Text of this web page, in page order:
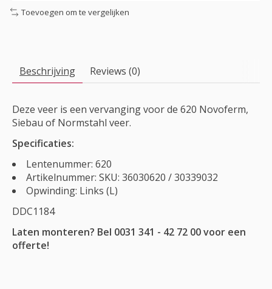
Toevoegen om te vergelijken
Beschrijving Reviews (0)
Deze veer is een vervanging voor de 620 Novoferm,
Siebau of Normstahl veer.
Specificaties:
Lentenummer: 620
Artikelnummer: SKU: 36030620 / 30339032
Opwinding: Links (L)
DDC1184
Laten monteren? Bel 0031 341 - 42 72 00 voor een
offerte!